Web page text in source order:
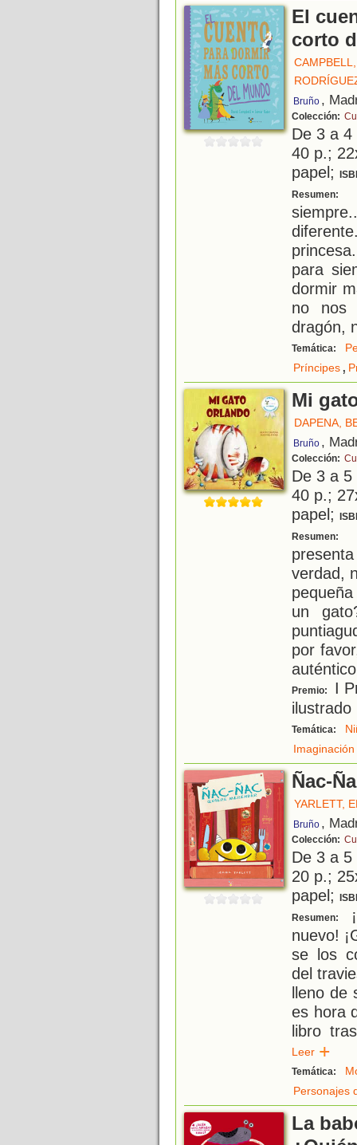
El
corto
Bruño ,
Colección:
De 3 a
40 p.;
papel;
Resumen:
para
dormir
no nos
dragón,
Temática:
Príncipes,
Mi
DAPENA,
Bruño ,
Colección:
De 3 a
40 p.;
papel;
Resumen:
verdad,
un
por
Premio:
I
ilustrado
Temática:
Imaginación
Ñac-
YARLETT,
Bruño ,
Colección:
De 3 a
20 p.;
papel;
Resumen:
nuevo!
se los
del
lleno de
es hora
libro
Leer
Temática:
Personajes
La